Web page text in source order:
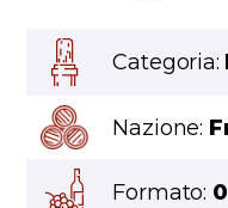
Categoria:
Nazione:
Formato: